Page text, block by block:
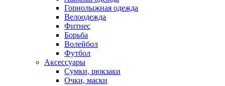
Горнолыжная одежда
Велоодежда
Фитнес
Борьба
Волейбол
Футбол
Аксессуары
Сумки, рюкзаки
Очки, маски